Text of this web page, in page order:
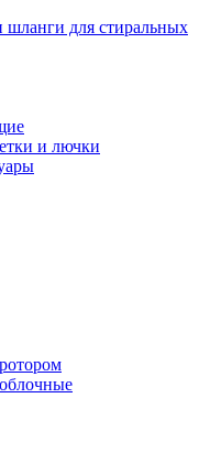
для стиральных
и лючки